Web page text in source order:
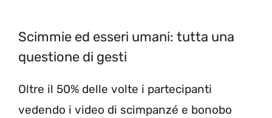
Scimmie ed esseri umani: tutta una
questione di gesti
Oltre il 50% delle volte i partecipanti
vedendo i video di scimpanzé e bonobo